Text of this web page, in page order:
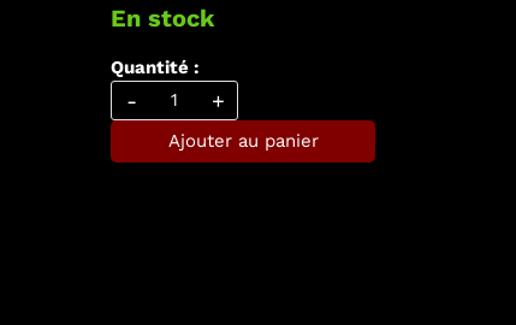
En stock
Quantité :
- +
Ajouter au panier